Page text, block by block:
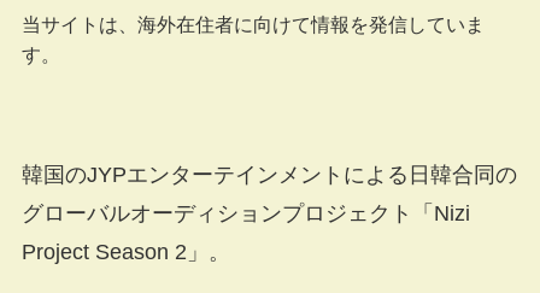
当サイトは、海外在住者に向けて情報を発信していま
す。
韓国のJYPエンターテインメントによる日韓合同の
グローバルオーディションプロジェクト「Nizi
Project Season 2」。